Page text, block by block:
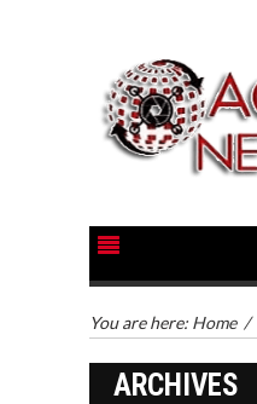
You are here: Home /
ARCHIVES